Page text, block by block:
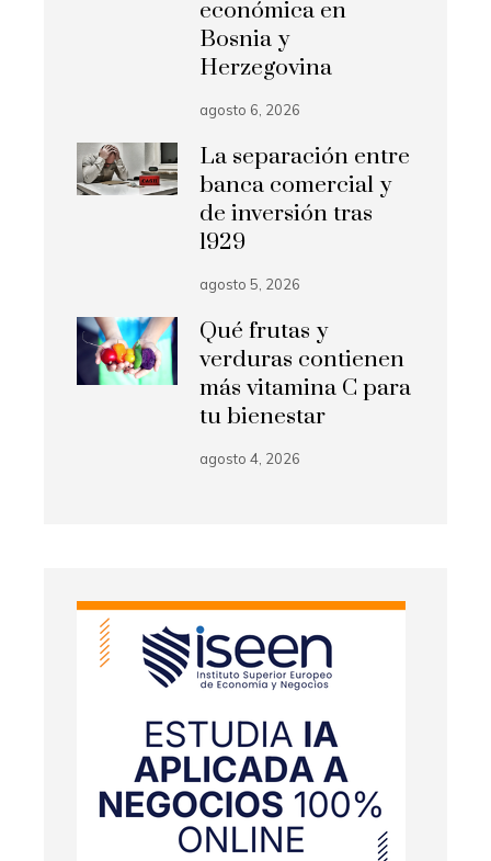
económica en
Bosnia y
Herzegovina
agosto 6, 2026
La separación entre
banca comercial y
de inversión tras
1929
agosto 5, 2026
Qué frutas y
verduras contienen
más vitamina C para
tu bienestar
agosto 4, 2026